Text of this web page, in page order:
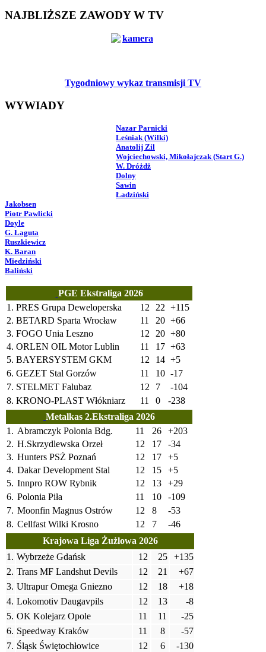
NAJBLIŻSZE ZAWODY W TV
Tygodniowy wykaz transmisji TV
WYWIADY
Nazar Parnicki
Leśniak (Wilki)
Anatolij Zil
Wojciechowski, Mikołajczak (Start G.)
W. Dróżdż
Dolny
Sawin
Ładziński
Jakobsen
Piotr Pawlicki
Doyle
G. Łaguta
Ruszkiewicz
K. Baran
Miedziński
Baliński
PGE Ekstraliga 2026
1. PRES Grupa Deweloperska 12 22 +115
2. BETARD Sparta Wrocław 11 20 +66
3. FOGO Unia Leszno 12 20 +80
4. ORLEN OIL Motor Lublin 11 17 +63
5. BAYERSYSTEM GKM 12 14 +5
6. GEZET Stal Gorzów 11 10 -17
7. STELMET Falubaz 12 7
-104
8. KRONO-PLAST Włókniarz 11 0
-238
Metalkas 2.Ekstraliga 2026
1. Abramczyk Polonia Bdg. 11 26
+203
2. H.Skrzydlewska Orzeł 12 17
-34
3. Hunters PSŻ Poznań 12 17
+5
4. Dakar Development Stal 12 15
+5
5. Innpro ROW Rybnik 12 13
+29
6. Polonia Piła 11 10
-109
7. Moonfin Magnus Ostrów 12 8
-53
8. Cellfast Wilki Krosno 12 7
-46
Krajowa Liga Żużlowa 2026
1. Wybrzeże Gdańsk 12 25
+135
2. Trans MF Landshut Devils 12 21
+67
3. Ultrapur Omega Gniezno 12 18
+18
4. Lokomotiv Daugavpils 12 13
-8
5. OK Kolejarz Opole 11 11
-25
6. Speedway Kraków 11 8
-57
7. Śląsk Świętochłowice 12 6 -130